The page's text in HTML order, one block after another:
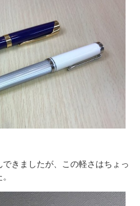
きましたが、この軽さはちょっ